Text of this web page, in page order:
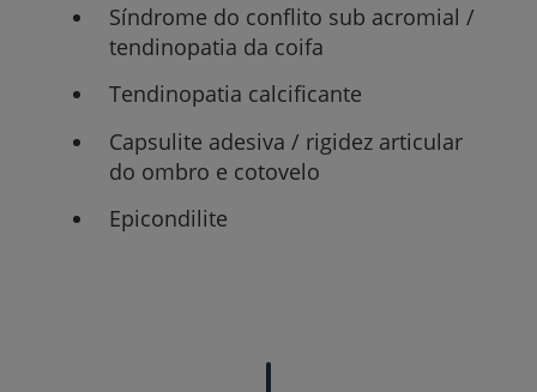
Síndrome do conflito sub acromial /
tendinopatia da coifa
Tendinopatia calcificante
Capsulite adesiva / rigidez articular
do ombro e cotovelo
Epicondilite